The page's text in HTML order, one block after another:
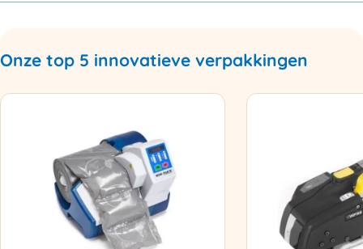
Onze top 5 innovatieve verpakkingen